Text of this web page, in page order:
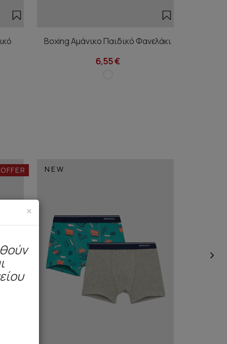
Boxing Αμάνικο Παιδικό Φανελάκι
6,55 €
NEW
×